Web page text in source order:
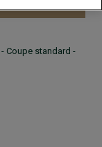
- Coupe standard -